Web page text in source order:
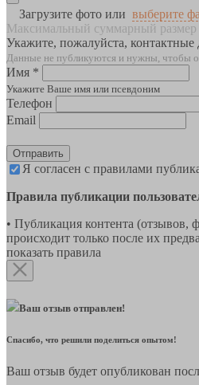
Загрузите фото или выберите
Максимальный суммарный
Укажите, пожалуйста, контактные
Данные не публикуются и нужны, чтобы
Имя *
Укажите Ваше имя или псевдоним
Телефон
Email
Отправить
Я согласен с правилами
Правила публикации
• Публикация контента (отзывов,
происходит только после их
показать правила
Ваш отзыв отправлен!
Спасибо, что решили поделиться опытом!
Ваш отзыв будет опубликован